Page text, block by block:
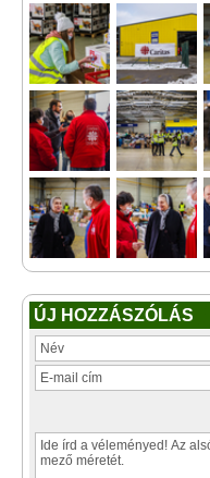
ÚJ HOZZÁSZÓLÁS